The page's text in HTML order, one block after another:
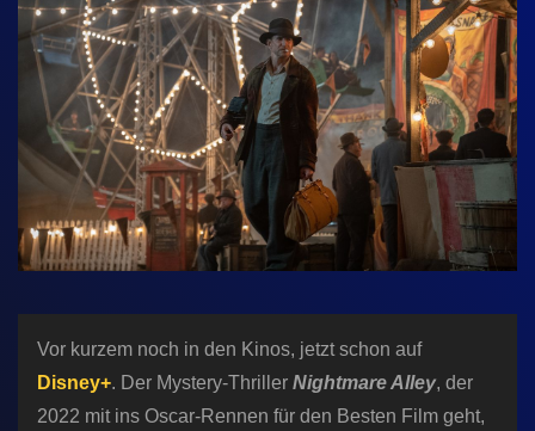
Vor kurzem noch in den Kinos, jetzt schon auf
Disney+. Der Mystery-Thriller Nightmare Alley, der
2022 mit ins Oscar-Rennen für den Besten Film geht,